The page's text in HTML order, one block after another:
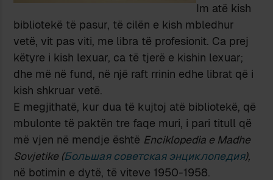
Im atë kish
bibliotekë të pasur, të cilën e kish mbledhur
vetë, vit pas viti, me libra të profesionit. Ca prej
këtyre i kish lexuar, ca të tjerë e kishin lexuar;
dhe më në fund, në një raft rrinin edhe librat që i
kish shkruar vetë.
E megjithatë, kur dua të kujtoj atë bibliotekë, që
mbulonte të paktën tre faqe muri, i pari titull që
më vjen në mendje është Enciklopedia e Madhe
Sovjetike (Большая советская энциклопедия),
në botimin e dytë, të viteve 1950-1958.